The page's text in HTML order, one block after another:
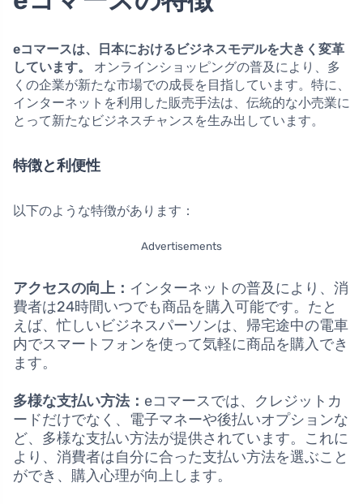
eコマースは、日本におけるビジネスモデルを大きく変革
しています。
オンラインショッピングの普及により、多
くの企業が新たな市場での成長を目指しています。特に、
インターネットを利用した販売手法は、伝統的な小売業に
とって新たなビジネスチャンスを生み出しています。
特徴と利便性
以下のような特徴があります：
Advertisements
アクセスの向上： インターネットの普及により、消
費者は24時間いつでも商品を購入可能です。たと
えば、忙しいビジネスパーソンは、帰宅途中の電車
内でスマートフォンを使って気軽に商品を購入でき
ます。
多様な支払い方法： eコマースでは、クレジットカ
ードだけでなく、電子マネーや後払いオプションな
ど、多様な支払い方法が提供されています。これに
より、消費者は自分に合った支払い方法を選ぶこと
ができ、購入心理が向上します。